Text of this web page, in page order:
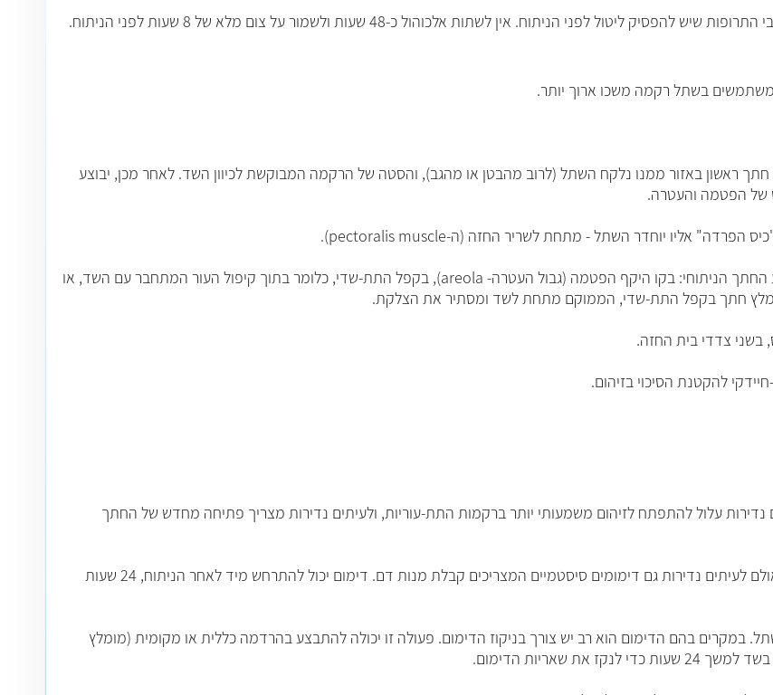
לפני הניתוח. אין לשתות אלכוהול כ-48 שעות ולשמור על צום מלא של 8 שעות לפני הניתוח.
משתמשים בשתל רקמה משכו ארוך יותר.
ראשון באזור ממנו נלקח השתל (לרוב מהבטן או מהגב), והסטה של הרקמה המבוקשת לכיוון השד. לאחר מכן, יבוצע
של הפטמה והעטרה.
הפרדה" אליו יוחדר השתל - מתחת לשריר החזה (ה-pectoralis muscle
).
החתך הניתוחי: בקו היקף הפטמה (גבול העטרה- areola), בקפל התת-שדי, כלומר בתוך קיפול העור המתחבר עם השד, או
חתך בקפל התת-שדי, הממוקם מתחת לשד ומסתיר את הצלקת.
בשני צדדי בית החזה.
להקטנת הסיכוי בזיהום.
נדירות עלול להתפתח לזיהום משמעותי יותר ברקמות התת-עוריות, ולעיתים נדירות מצריך פתיחה מחדש של החתך
דימום- בעיקר באזור הניתוח כתוצאה מטראומה מקומית לרקמה, אולם לעיתים נדירות גם דימומים סיסטמיים המצריכים קבלת מנות דם. דימום יכול להתרחש מיד לאחר הניתוח, 24 שעות
במקרים בהם הדימום הוא רב יש צורך בניקוז הדימום. פעולה זו יכולה להתבצע בהרדמה כללית או מקומית (מומלץ
שאריות הדימום.